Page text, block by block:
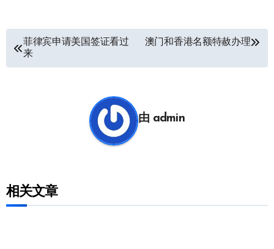
菲律宾申请美国签证看过
来
澳门和香港名额特赦办理
由 admin
相关文章